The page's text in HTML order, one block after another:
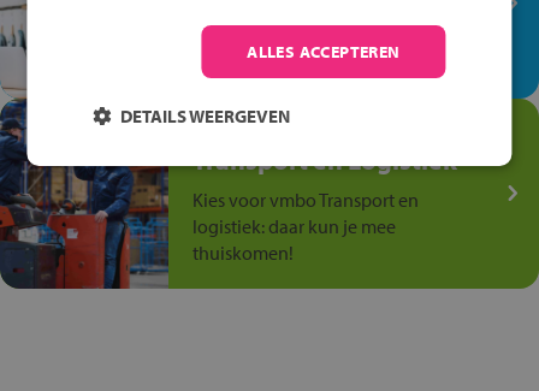
op de winkelvloer, waar elke dag
anders is!
Jouw talent in de
Transport en Logistiek
Kies voor vmbo Transport en
logistiek: daar kun je mee
thuiskomen!
ALLES ACCEPTEREN
DETAILS WEERGEVEN